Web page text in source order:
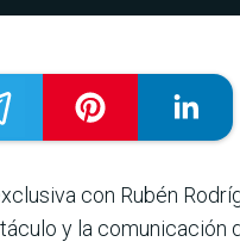
con Rubén
y la